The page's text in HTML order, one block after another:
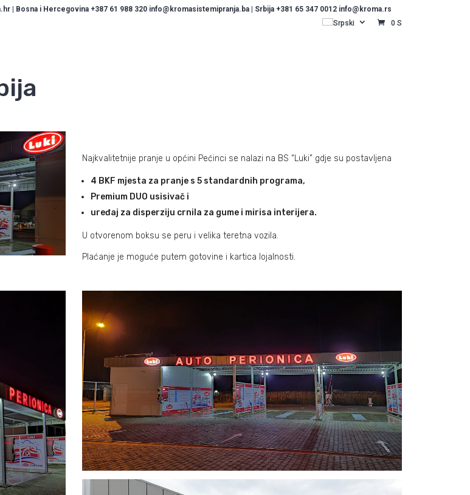
| Bosna i Hercegovina +387 61 988 320 info@kromasistemipranja.ba | Srbija +381 65 347 0012 info@kroma.rs
Srpski
0 S
Najkvalitetnije pranje u općini Pećinci se nalazi na BS “Luki” gdje su postavljena
4 BKF mjesta za pranje s 5 standardnih programa,
Premium DUO usisivač i
uređaj za disperziju crnila za gume i mirisa interijera.
U otvorenom boksu se peru i velika teretna vozila.
Plaćanje je moguće putem gotovine i kartica lojalnosti.